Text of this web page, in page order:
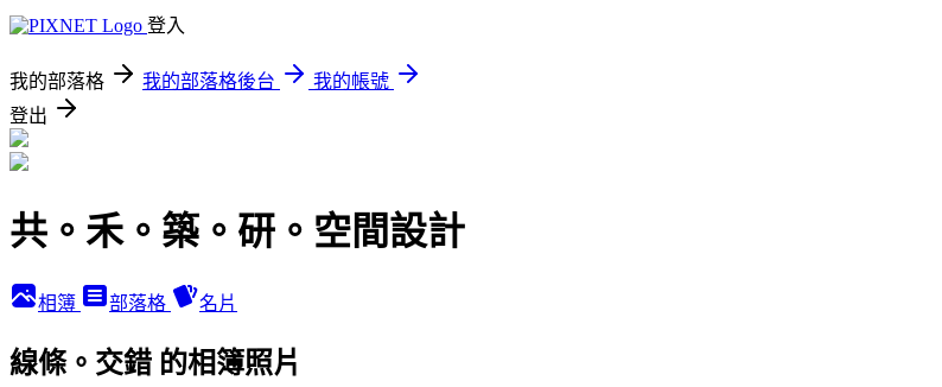
登入
我的部落格 我的部落格後台
我的帳號
登出
共。禾。築。研。空間設計
相簿 部落格 名片
線條。交錯 的相簿照片